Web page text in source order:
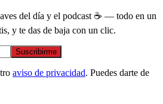
del día y el podcast ☕ — todo en un
y te das de baja con un clic.
Suscribirme
aviso de privacidad. Puedes darte de